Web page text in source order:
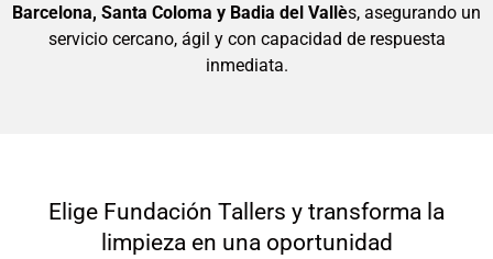
Barcelona, ​​Santa Coloma y Badia del Vallès, asegurando un
servicio cercano, ágil y con capacidad de respuesta
inmediata.
Elige Fundación Tallers y transforma la
limpieza en una oportunidad